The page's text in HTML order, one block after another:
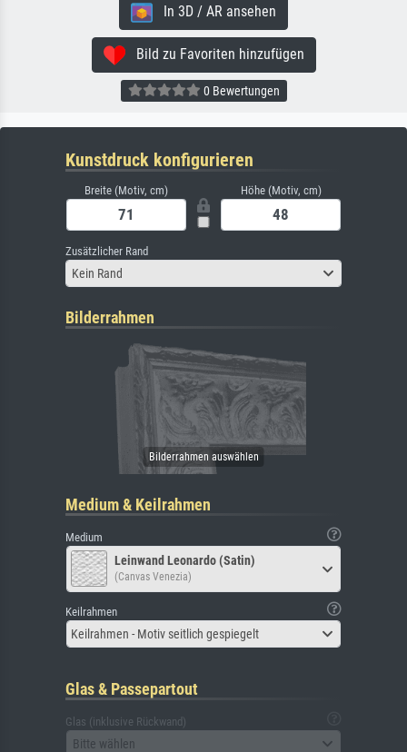
In 3D / AR ansehen
Bild zu Favoriten hinzufügen
0 Bewertungen
Kunstdruck konfigurieren
Breite (Motiv, cm) Höhe (Motiv, cm)
Zusätzlicher Rand
Kein Rand
Bilderrahmen
Medium & Keilrahmen
Medium
Leinwand Leonardo (Satin)
(Canvas Venezia)
Keilrahmen
Keilrahmen - Motiv seitlich gespiegelt
Glas & Passepartout
Glas (inklusive Rückwand)
Bitte wählen